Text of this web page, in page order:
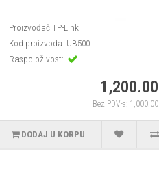
ProizvođačTP-Link
Kod proizvoda: UB500
Raspoloživost:
1,200.00
Bez PDV-a: 1,000.00
DODAJ U KORPU